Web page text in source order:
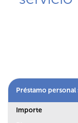
Préstamo
Importe